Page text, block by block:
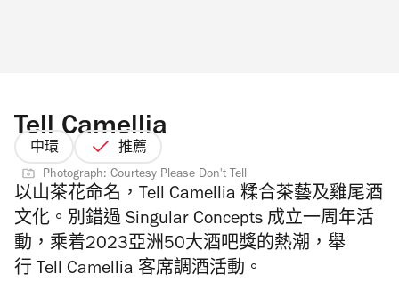
Tell Camellia
中環 推薦
Photograph: Courtesy Please Don't Tell
以山茶花命名，Tell Camellia 糅合茶藝及雞尾酒
文化。別錯過 Singular Concepts 成立一周年活
動，乘着2023亞洲50大酒吧獎的熱潮，舉
行 Tell Camellia 客席調酒活動。